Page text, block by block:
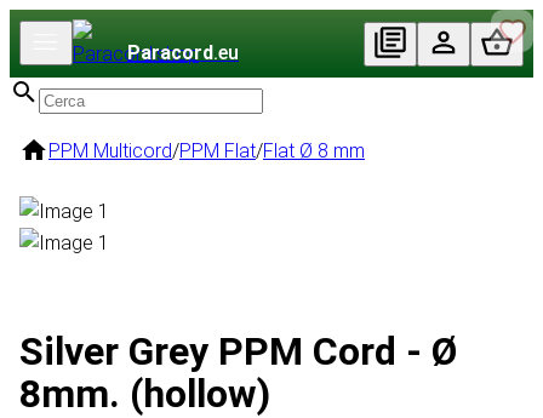
Paracord.eu
PPM Multicord/PPM Flat/Flat Ø 8 mm
Silver Grey PPM Cord - Ø
8mm. (hollow)